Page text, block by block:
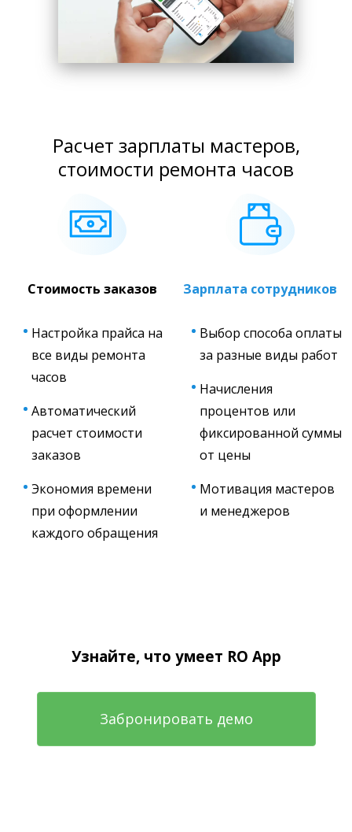
Расчет зарплаты мастеров,
стоимости ремонта часов
Стоимость заказов
Настройка прайса на
все виды ремонта
часов
Автоматический
расчет стоимости
заказов
Экономия времени
при оформлении
каждого обращения
Зарплата сотрудников
Выбор способа оплаты
за разные виды работ
Начисления
процентов или
фиксированной суммы
от цены
Мотивация мастеров
и менеджеров
Узнайте, что умеет RO App
Забронировать демо